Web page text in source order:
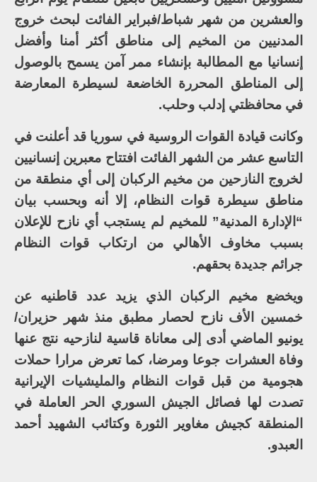
والعشرين من شهر شباط/فبراير الفائت لبحث خروج
المدنيين من المخيم إلى مناطق أكثر أمنا وأفضل
إنسانيا مع المطالبة بإنشاء ممر آمن يسمح بالوصول
إلى المناطق المحررة الخاضعة لسيطرة المعارضة
في محافظتي إدلب وحلب.
وكانت قيادة القوات الروسية في سوريا قد أعلنت في
التاسع عشر من الشهر الفائت افتتاح معبرين إنسانيين
لخروج النازحين من مخيم الركبان إلى أي منطقة من
مناطق سيطرة قوات النظام، إلا أنه وبحسب بيان
“الإدارة المدنية” للمخيم لم يستجب أي نازح للإعلان
بسبب مخاوف الأهالي من ارتكاب قوات النظام
جرائم جديدة بحقهم.
ويخضع مخيم الركبان الذي يزيد عدد قاطنيه عن
خمسين الأف نازح لحصار مطبق منذ شهر حزيران/
يونيو الماضي أدى إلى معاناة قاسية لنازحيه نتج عنها
وفاة العشرات جوعا ومرضا، كما تعرض مرارا حملات
هجومية من قبل قوات النظام والمليشيات الإيرانية
تصدت لها فصائل الجيش السوري الحر العاملة في
المنطقة كجيش مغاوير الثورة وكتائب الشهيد أحمد
العبدو.